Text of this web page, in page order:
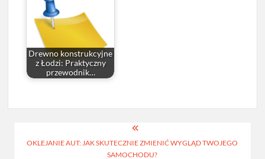
Drewno konstrukcyjne
z Łodzi: Praktyczny
przewodnik…
wpisu
OKLEJANIE AUT: JAK SKUTECZNIE ZMIENIĆ WYGLĄD TWOJEGO
SAMOCHODU?